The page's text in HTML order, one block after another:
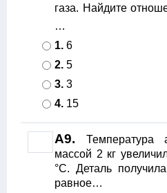
газа. Найдите
…
1. 6
2. 5
3. 3
4. 15
А9.
Температура
массой 2 кг
°С. Деталь
равное…